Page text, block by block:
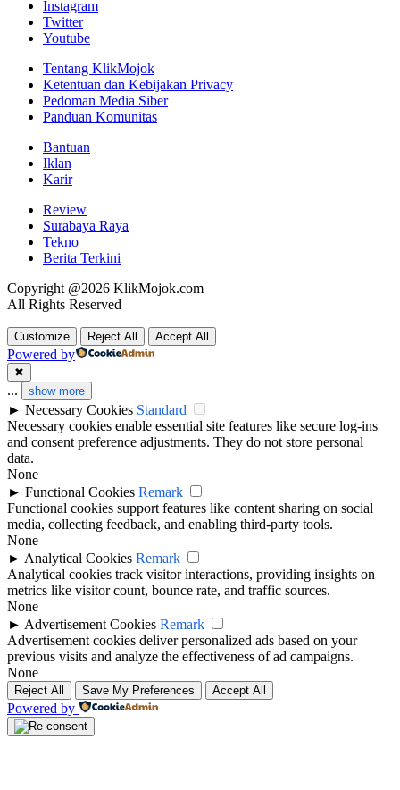
Instagram
Twitter
Youtube
Tentang KlikMojok
Ketentuan dan Kebijakan Privacy
Pedoman Media Siber
Panduan Komunitas
Bantuan
Iklan
Karir
Review
Surabaya Raya
Tekno
Berita Terkini
Copyright @2026 KlikMojok.com
All Rights Reserved
Customize Reject All Accept All
Powered by
✖
... show more
► Necessary Cookies Standard
Necessary cookies enable essential site features like secure log-ins
and consent preference adjustments. They do not store personal
data.
None
► Functional Cookies Remark
Functional cookies support features like content sharing on social
media, collecting feedback, and enabling third-party tools.
None
► Analytical Cookies Remark
Analytical cookies track visitor interactions, providing insights on
metrics like visitor count, bounce rate, and traffic sources.
None
► Advertisement Cookies Remark
Advertisement cookies deliver personalized ads based on your
previous visits and analyze the effectiveness of ad campaigns.
None
Reject All Save My Preferences Accept All
Powered by